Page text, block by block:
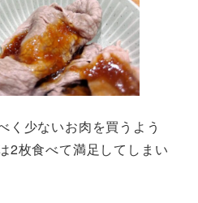
く少ないお肉を買うよう
2枚食べて満足してしまい